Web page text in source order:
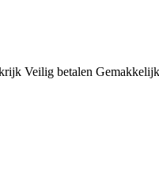
Veilig betalen